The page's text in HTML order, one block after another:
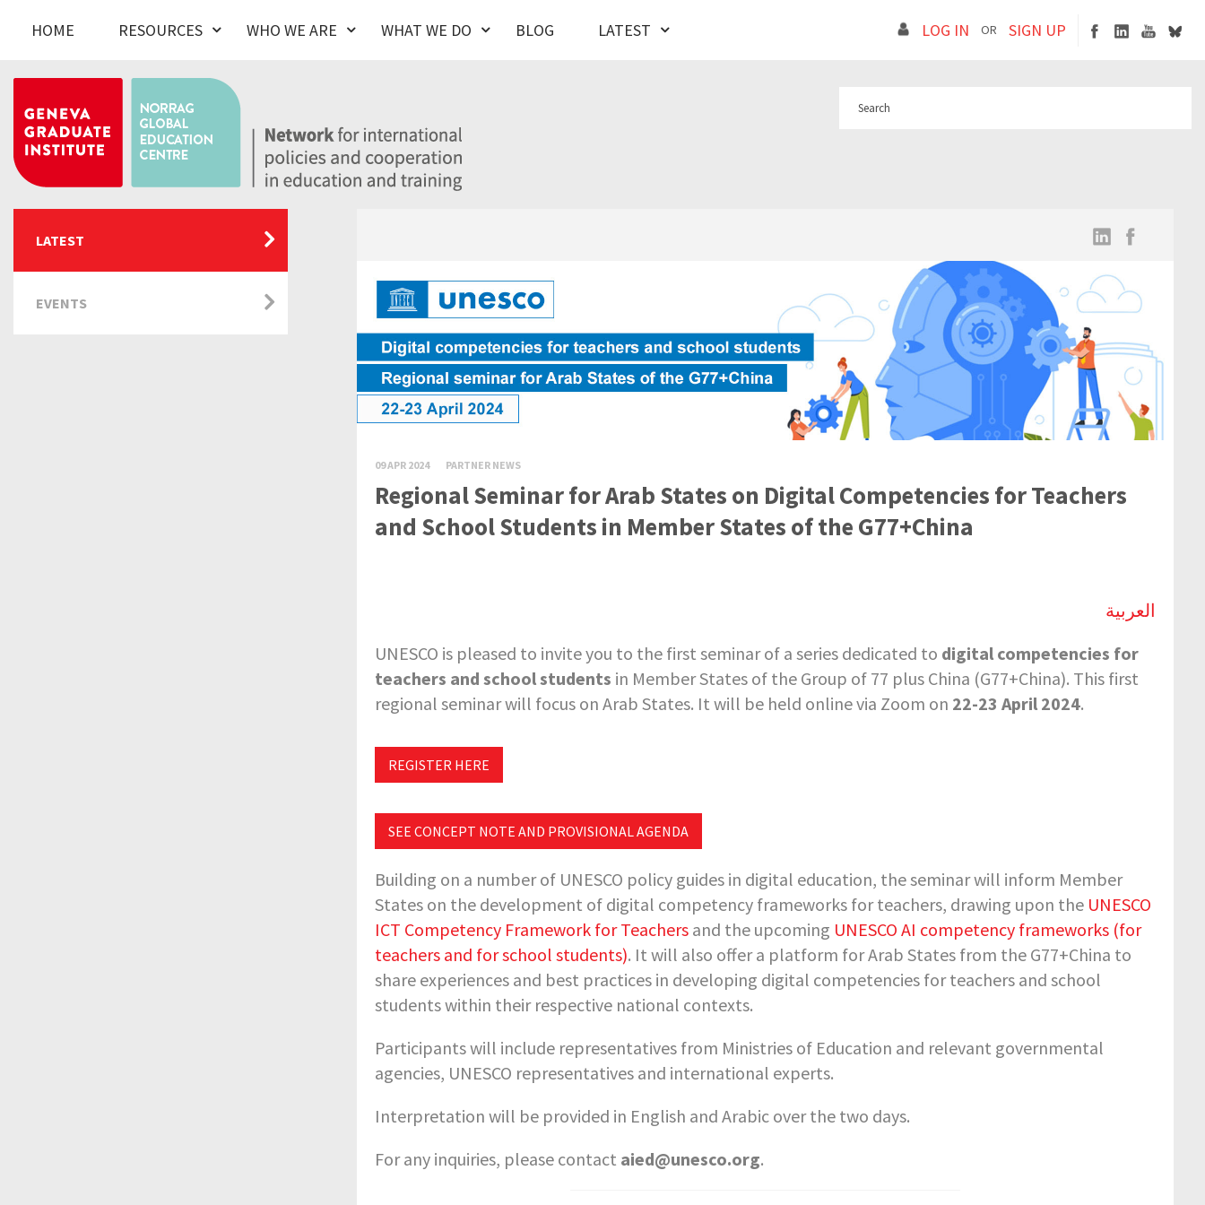
HOME RESOURCES WHO WE ARE WHAT WE DO BLOG LATEST LOG IN OR SIGN UP
09 APR 2024 PARTNER NEWS
Regional Seminar for Arab States on Digital Competencies for Teachers
and School Students in Member States of the G77+China
العربية
UNESCO is pleased to invite you to the first seminar of a series dedicated to digital competencies for
teachers and school students in Member States of the Group of 77 plus China (G77+China). This first
regional seminar will focus on Arab States. It will be held online via Zoom on 22-23 April 2024.
REGISTER HERE
SEE CONCEPT NOTE AND PROVISIONAL AGENDA
Building on a number of UNESCO policy guides in digital education, the seminar will inform Member
States on the development of digital competency frameworks for teachers, drawing upon the UNESCO
ICT Competency Framework for Teachersand the upcoming UNESCO AI competency frameworks (for
teachers and for school students). It will also offer a platform for Arab States from the G77+China to
share experiences and best practices in developing digital competencies for teachers and school
students within their respective national contexts.
Participants will include representatives from Ministries of Education and relevant governmental
agencies, UNESCO representatives and international experts.
Interpretation will be provided in English and Arabic over the two days.
For any inquiries, please contact aied@unesco.org.
LATEST
EVENTS